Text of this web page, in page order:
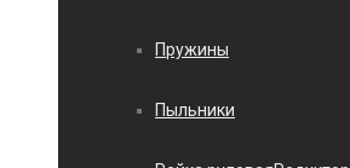
Пружины
Пыльники